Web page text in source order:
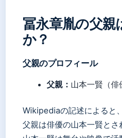
冨永章胤の父親
か？
父親のプロフィール
父親： 山本一賢（俳
Wikipediaの記述によると、
父親は俳優の山本一賢とさ